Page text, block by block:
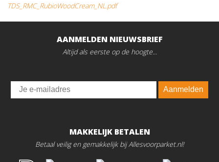
TDS_RMC_RubioWoodCream_NL.pdf
AANMELDEN NIEUWSBRIEF
Altijd als eerste op de hoogte...
Email
Aanmelden
MAKKELIJK BETALEN
Betaal veilig en gemakkelijk bij Allesvoorparket.nl!